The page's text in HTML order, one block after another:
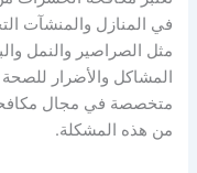
في المنازل والمنشآت
مثل الصراصير والنمل
المشاكل والأضرار للصحة
متخصصة في مجال
من هذه المشكلة.